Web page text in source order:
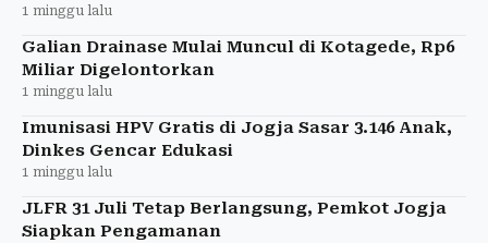
1 minggu lalu
Galian Drainase Mulai Muncul di Kotagede, Rp6
Miliar Digelontorkan
1 minggu lalu
Imunisasi HPV Gratis di Jogja Sasar 3.146 Anak,
Dinkes Gencar Edukasi
1 minggu lalu
JLFR 31 Juli Tetap Berlangsung, Pemkot Jogja
Siapkan Pengamanan